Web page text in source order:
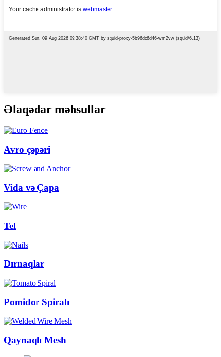
Əlaqədar məhsullar
Avro çəpəri
Vida və Çapa
Tel
Dırnaqlar
Pomidor Spiralı
Qaynaqlı Mesh